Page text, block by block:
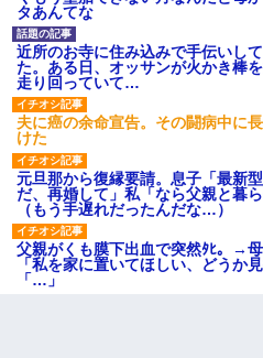
タあんてな
近所のお寺に住み込みで手伝いし
た。ある日、オッサンが火かき棒
走り回っていて…
夫に癌の余命宣告。その闘病中に
けた
元旦那から復縁要請。息子「最新
だ、再婚して」私「なら父親と暮
（もう手遅れだったんだな…）
父親がくも膜下出血で突然ﾀﾋ。→
「私を家に置いてほしい、どうか
「…」